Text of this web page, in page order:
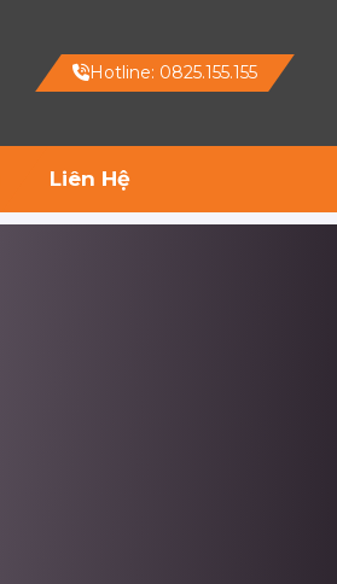
Hotline: 0825.155.155
Liên Hệ